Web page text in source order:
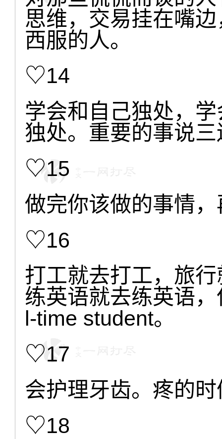
思维，交易挂在嘴
西服的人。
♡14
学会和自己独处，
独处。重要的事说三
♡15
做完你该做的事情
♡16
打工就去打工，旅
练英语就去练英语
l-time student。
♡17
会护理牙齿。疼的
♡18